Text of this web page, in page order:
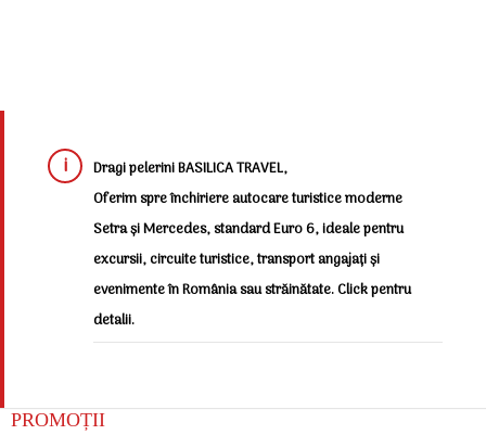
Dragi pelerini BASILICA TRAVEL,
Oferim spre închiriere autocare turistice moderne
Setra și Mercedes, standard Euro 6, ideale pentru
excursii, circuite turistice, transport angajați și
evenimente în România sau străinătate. Click pentru
detalii.
PROMOȚII